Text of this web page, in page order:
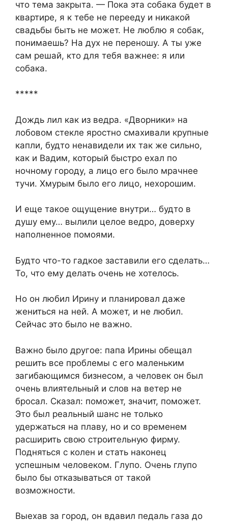
что тема закрыта. — Пока эта собака будет в
квартире, я к тебе не перееду и никакой
свадьбы быть не может. Не люблю я собак,
понимаешь? На дух не переношу. А ты уже
сам решай, кто для тебя важнее: я или
собака.
*****
Дождь лил как из ведра. «Дворники» на
лобовом стекле яростно смахивали крупные
капли, будто ненавидели их так же сильно,
как и Вадим, который быстро ехал по
ночному городу, а лицо его было мрачнее
тучи. Хмурым было его лицо, нехорошим.
И еще такое ощущение внутри… будто в
душу ему… вылили целое ведро, доверху
наполненное помоями.
Будто что-то гадкое заставили его сделать…
То, что ему делать очень не хотелось.
Но он любил Ирину и планировал даже
жениться на ней. А может, и не любил.
Сейчас это было не важно.
Важно было другое: папа Ирины обещал
решить все проблемы с его маленьким
загибающимся бизнесом, а человек он был
очень влиятельный и слов на ветер не
бросал. Сказал: поможет, значит, поможет.
Это был реальный шанс не только
удержаться на плаву, но и со временем
расширить свою строительную фирму.
Подняться с колен и стать наконец
успешным человеком. Глупо. Очень глупо
было бы отказываться от такой
возможности.
Выехав за город, он вдавил педаль газа до